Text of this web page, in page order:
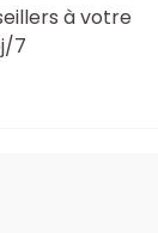
à votre
7